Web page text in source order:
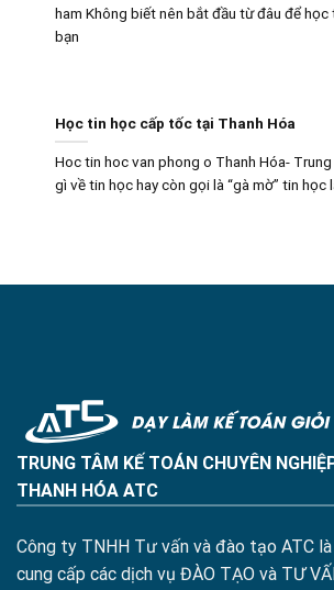
ham Không biết nên bắt đầu từ đâu để
bạn
Học tin học cấp tốc tại Thanh Hóa
Hoc tin hoc van phong o Thanh Hóa-
gì về tin học hay còn gọi là “gà mờ” tin học
TRUNG TÂM KẾ TOÁN CHUYÊN
THANH HÓA ATC
Công ty TNHH Tư vấn và đào tạo ATC
cung cấp các dịch vụ ĐÀO TẠO và TƯ